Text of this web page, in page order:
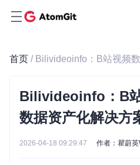
首页
Bilivideoinfo：B
数据资产化解决方
2026-04-18 09:29:47 作者：瞿蔚